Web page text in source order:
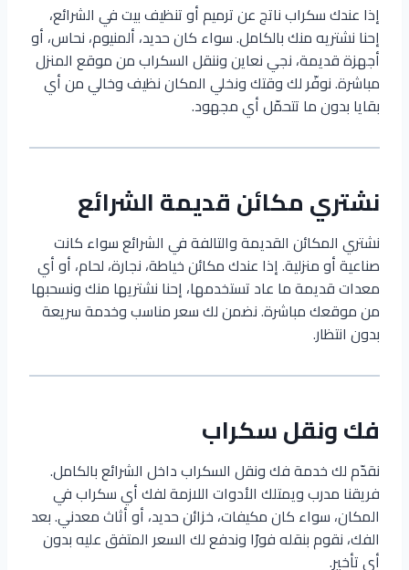
إذا عندك سكراب ناتج عن ترميم أو تنظيف بيت في الشرائع،
إحنا نشتريه منك بالكامل. سواء كان حديد، ألمنيوم، نحاس، أو
أجهزة قديمة، نجي نعاين وننقل السكراب من موقع المنزل
مباشرة. نوفّر لك وقتك ونخلي المكان نظيف وخالي من أي
بقايا بدون ما تتحمّل أي مجهود.
نشتري مكائن قديمة الشرائع
نشتري المكائن القديمة والتالفة في الشرائع سواء كانت
صناعية أو منزلية. إذا عندك مكائن خياطة، نجارة، لحام، أو أي
معدات قديمة ما عاد تستخدمها، إحنا نشتريها منك ونسحبها
من موقعك مباشرة. نضمن لك سعر مناسب وخدمة سريعة
بدون انتظار.
فك ونقل سكراب
نقدّم لك خدمة فك ونقل السكراب داخل الشرائع بالكامل.
فريقنا مدرب ويمتلك الأدوات اللازمة لفك أي سكراب في
المكان، سواء كان مكيفات، خزائن حديد، أو أثاث معدني. بعد
الفك، نقوم بنقله فورًا وندفع لك السعر المتفق عليه بدون
أي تأخير.